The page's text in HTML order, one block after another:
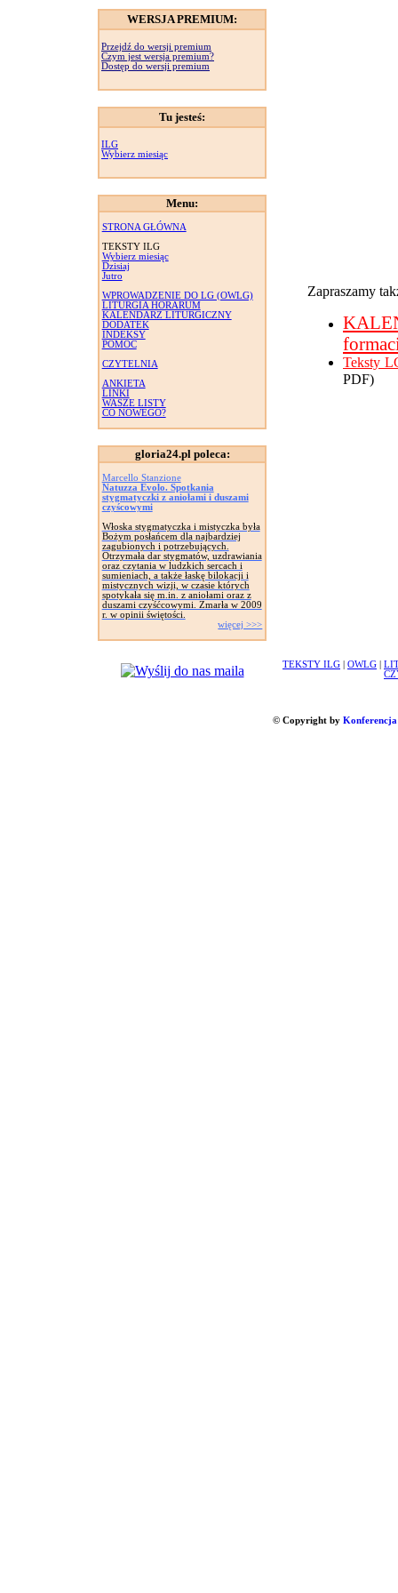
WERSJA PREMIUM:
Przejdź do wersji premium
Czym jest wersja premium?
Dostęp do wersji premium
Tu jesteś:
ILG
Wybierz miesiąc
Menu:
STRONA GŁÓWNA
TEKSTY ILG
Wybierz miesiąc
Dzisiaj
Jutro
WPROWADZENIE DO LG (OWLG)
LITURGIA HORARUM
KALENDARZ LITURGICZNY
DODATEK
INDEKSY
POMOC
CZYTELNIA
ANKIETA
LINKI
WASZE LISTY
CO NOWEGO?
gloria24.pl poleca:
Marcello Stanzione
Natuzza Evolo. Spotkania
stygmatyczki z aniołami i duszami
czyścowymi
Włoska stygmatyczka i mistyczka była
Bożym posłańcem dla najbardziej
zagubionych i potrzebujących.
Otrzymała dar stygmatów, uzdrawiania
oraz czytania w ludzkich sercach i
sumieniach, a także łaskę bilokacji i
mistycznych wizji, w czasie których
spotykała się m.in. z aniołami oraz z
duszami czyśćcowymi. Zmarła w 2009
r. w opinii świętości.
więcej >>>
Zapraszamy
Teksty
PDF)
TEKSTY ILG OWLG
© Copyright by Konferencja